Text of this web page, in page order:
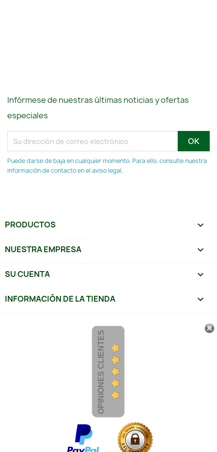
Infórmese de nuestras últimas noticias y ofertas
especiales
Puede darse de baja en cualquier momento. Para ello, consulte nuestra
información de contacto en el aviso legal.
PRODUCTOS 
NUESTRA EMPRESA 
SU CUENTA 
INFORMACIÓN DE LA TIENDA keyboard_arrow_down
OPINIONES CLIENTES